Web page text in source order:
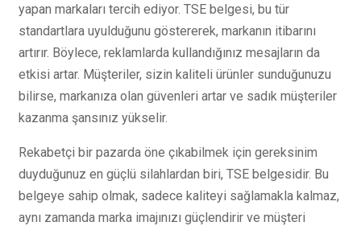
yapan markaları tercih ediyor. TSE belgesi, bu tür
standartlara uyulduğunu göstererek, markanın itibarını
artırır. Böylece, reklamlarda kullandığınız mesajların da
etkisi artar. Müşteriler, sizin kaliteli ürünler sunduğunuzu
bilirse, markanıza olan güvenleri artar ve sadık müşteriler
kazanma şansınız yükselir.
Rekabetçi bir pazarda öne çıkabilmek için gereksinim
duyduğunuz en güçlü silahlardan biri, TSE belgesidir. Bu
belgeye sahip olmak, sadece kaliteyi sağlamakla kalmaz,
aynı zamanda marka imajınızı güçlendirir ve müşteri